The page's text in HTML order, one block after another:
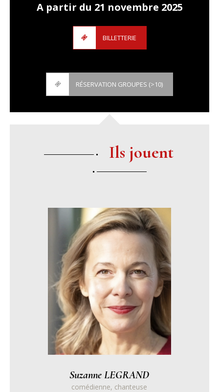
A partir du 21 novembre 2025
BILLETTERIE
RÉSERVATION GROUPES (>10)
Ils jouent
Suzanne LEGRAND
comédienne, chanteuse